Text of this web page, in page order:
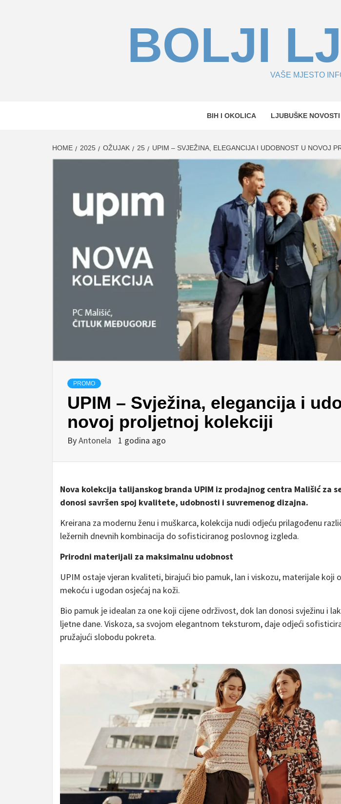
BOLJI
VAŠE MJESTO
BIH I OKOLICA LJUBUŠKE NOVOSTI
HOME 2025 OŽUJAK 25 UPIM – SVJEŽINA, ELEGANCIJA I UDOBNOST U NOVOJ
PROMO
UPIM – Svježina, elegancija i
novoj proljetnoj kolekciji
ByAntonela 1 godina ago
Nova kolekcija talijanskog branda UPIM iz prodajnog centra Mališić za
donosi savršen spoj kvalitete, udobnosti i suvremenog dizajna.
Kreirana za modernu ženu i muškarca, kolekcija nudi odjeću prilagođenu
ležernih dnevnih kombinacija do sofisticiranog poslovnog izgleda.
Prirodni materijali za maksimalnu udobnost
UPIM ostaje vjeran kvaliteti, birajući bio pamuk, lan i viskozu, materijale koji
mekoću i ugodan osjećaj na koži.
Bio pamuk je idealan za one koji cijene održivost, dok lan donosi svježinu i
ljetne dane. Viskoza, sa svojom elegantnom teksturom, daje odjeći
pružajući slobodu pokreta.